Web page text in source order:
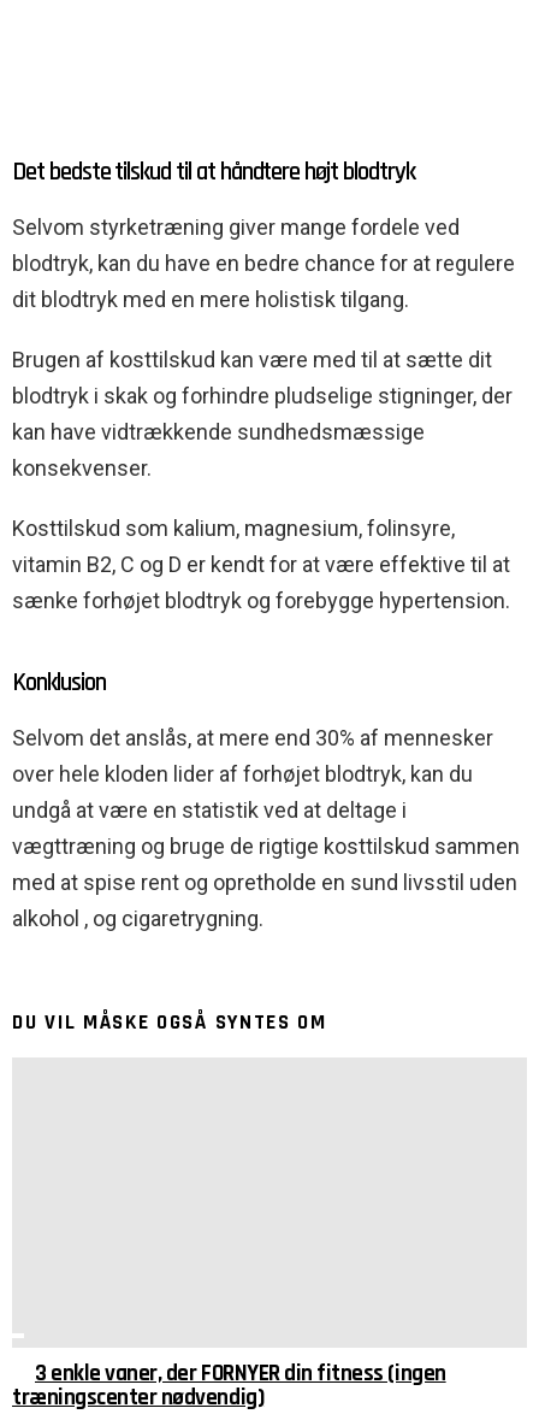
Det bedste tilskud til at håndtere højt blodtryk
Selvom styrketræning giver mange fordele ved
blodtryk, kan du have en bedre chance for at regulere
dit blodtryk med en mere holistisk tilgang.
Brugen af kosttilskud kan være med til at sætte dit
blodtryk i skak og forhindre pludselige stigninger, der
kan have vidtrækkende sundhedsmæssige
konsekvenser.
Kosttilskud som kalium, magnesium, folinsyre,
vitamin B2, C og D er kendt for at være effektive til at
sænke forhøjet blodtryk og forebygge hypertension.
Konklusion
Selvom det anslås, at mere end 30% af mennesker
over hele kloden lider af forhøjet blodtryk, kan du
undgå at være en statistik ved at deltage i
vægttræning og bruge de rigtige kosttilskud sammen
med at spise rent og opretholde en sund livsstil uden
alkohol , og cigaretrygning.
DU VIL MÅSKE OGSÅ SYNTES OM
3 enkle vaner, der FORNYER din fitness (ingen
træningscenter nødvendig)